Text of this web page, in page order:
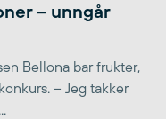
– unngår
Bellona bar frukter,
– Jeg takker